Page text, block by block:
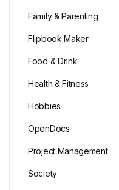
Family & Parenting
Flipbook Maker
Food & Drink
Health & Fitness
Hobbies
OpenDocs
Project Management
Society